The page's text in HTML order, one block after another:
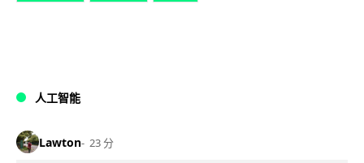
人工智能
Lawton 23 分